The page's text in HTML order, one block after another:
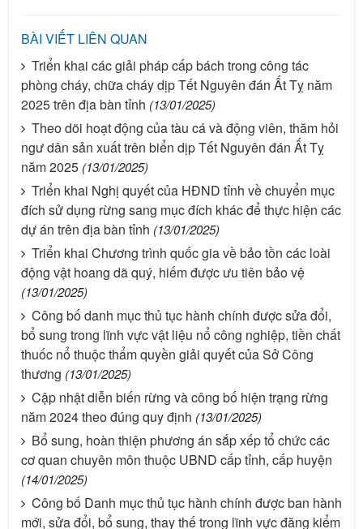
BÀI VIẾT LIÊN QUAN
Triển khai các giải pháp cấp bách trong công tác
phòng cháy, chữa cháy dịp Tết Nguyên đán Ất Tỵ năm
2025 trên địa bàn tỉnh (13/01/2025)
Theo dõi hoạt động của tàu cá và động viên, thăm hỏi
ngư dân sản xuất trên biển dịp Tết Nguyên đán Ất Tỵ
năm 2025 (13/01/2025)
Triển khai Nghị quyết của HĐND tỉnh về chuyển mục
đích sử dụng rừng sang mục đích khác để thực hiện các
dự án trên địa bàn tỉnh (13/01/2025)
Triển khai Chương trình quốc gia về bảo tồn các loài
động vật hoang dã quý, hiếm được ưu tiên bảo vệ
(13/01/2025)
Công bố danh mục thủ tục hành chính được sửa đổi,
bổ sung trong lĩnh vực vật liệu nổ công nghiệp, tiền chất
thuốc nổ thuộc thẩm quyền giải quyết của Sở Công
thương (13/01/2025)
Cập nhật diễn biến rừng và công bố hiện trạng rừng
năm 2024 theo đúng quy định (13/01/2025)
Bổ sung, hoàn thiện phương án sắp xếp tổ chức các
cơ quan chuyên môn thuộc UBND cấp tỉnh, cấp huyện
(14/01/2025)
Công bố Danh mục thủ tục hành chính được ban hành
mới, sửa đổi, bổ sung, thay thế trong lĩnh vực đăng kiểm